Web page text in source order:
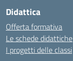
Didattica
Offerta formativa
Le schede didattiche
I progetti delle classi